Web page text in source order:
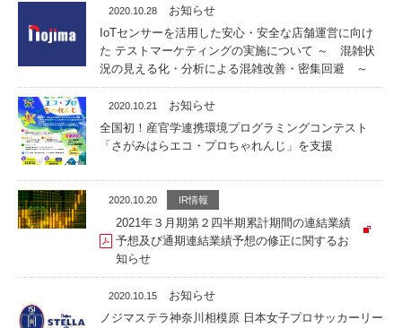
2020.10.28
お知らせ
IoTセンサーを活用した安心・安全な店舗運営に向け
た テストマーケティングの実施について ～ 混雑状
況の見える化・分析による混雑改善・密集回避 ～
2020.10.21
お知らせ
全国初！産官学連携環境プログラミングコンテスト
「さがみはらエコ・プロちゃれんじ」を支援
2020.10.20 IR情報
2021年３月期第２四半期累計期間の連結業績
予想及び通期連結業績予想の修正に関するお
知らせ
2020.10.15
お知らせ
ノジマステラ神奈川相模原 日本女子プロサッカーリー